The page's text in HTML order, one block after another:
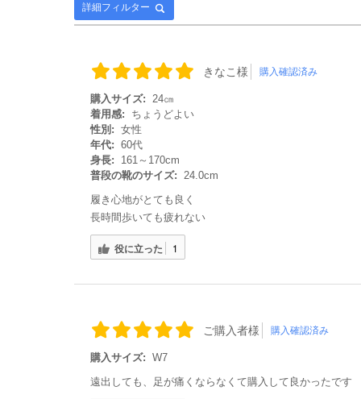
詳細フィルター
きなこ様 購入確認済み
購入サイズ: 24㎝
着用感:
ちょうどよい
性別: 女性
年代: 60代
身長:
161～170cm
普段の靴のサイズ: 24.0cm
履き心地がとても良く
長時間歩いても疲れない
役に立った 1
ご購入者様 購入確認済み
購入サイズ: W7
遠出しても、足が痛くならなくて購入して良かったです